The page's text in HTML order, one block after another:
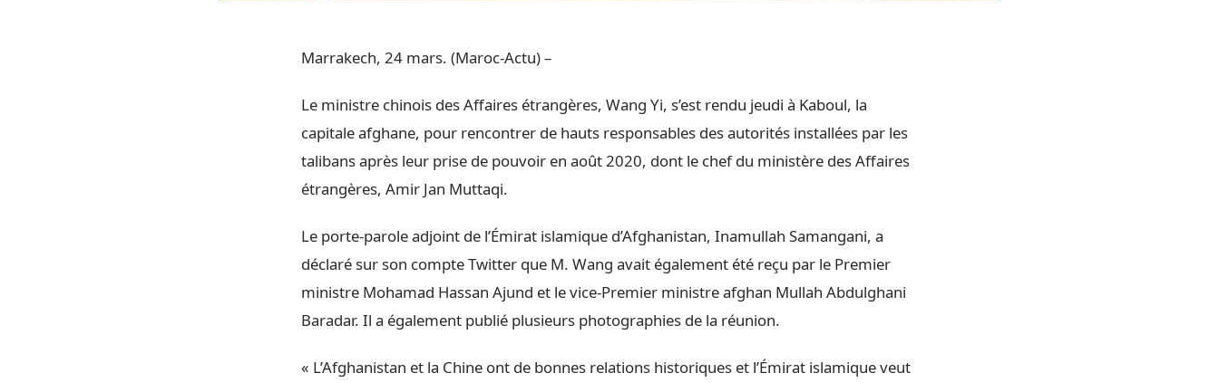
Marrakech, 24 mars. (Maroc-Actu) –
Le ministre chinois des Affaires étrangères, Wang Yi, s’est rendu jeudi à Kaboul, la
capitale afghane, pour rencontrer de hauts responsables des autorités installées par les
talibans après leur prise de pouvoir en août 2020, dont le chef du ministère des Affaires
étrangères, Amir Jan Muttaqi.
Le porte-parole adjoint de l’Émirat islamique d’Afghanistan, Inamullah Samangani, a
déclaré sur son compte Twitter que M. Wang avait également été reçu par le Premier
ministre Mohamad Hassan Ajund et le vice-Premier ministre afghan Mullah Abdulghani
Baradar. Il a également publié plusieurs photographies de la réunion.
« L’Afghanistan et la Chine ont de bonnes relations historiques et l’Émirat islamique veut